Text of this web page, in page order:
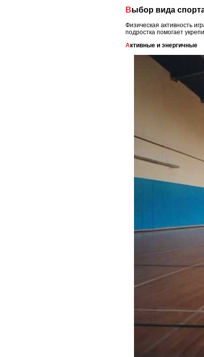
Выбор вида
Физическая активность
подростка помогает
Активные и энергичные